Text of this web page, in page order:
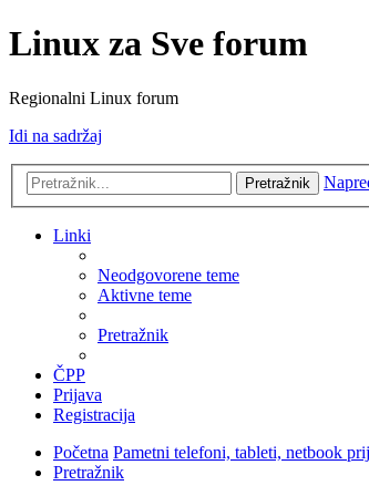
Linux za Sve forum
Regionalni Linux forum
Idi na sadržaj
Pretražnik
Linki
Neodgovorene teme
Aktivne teme
Pretražnik
ČPP
Prijava
Registracija
Početna Pametni telefoni, tableti, netbook
Pretražnik